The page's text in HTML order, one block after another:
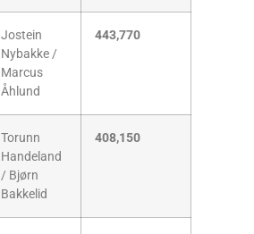
Jostein
Nybakke /
Marcus
Åhlund
443,770
Torunn
Handeland
/ Bjørn
Bakkelid
408,150